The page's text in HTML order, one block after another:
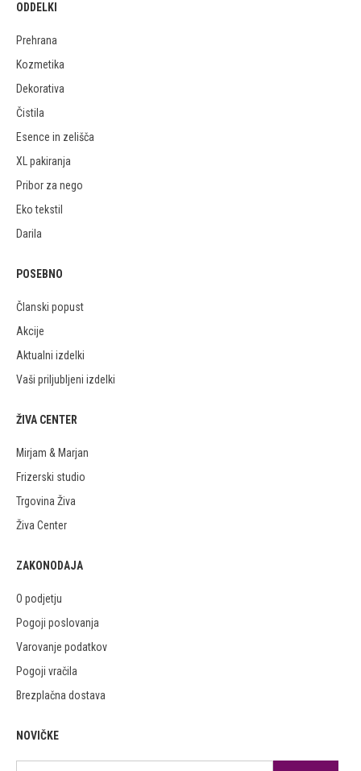
ODDELKI
Prehrana
Kozmetika
Dekorativa
Čistila
Esence in zelišča
XL pakiranja
Pribor za nego
Eko tekstil
Darila
POSEBNO
Članski popust
Akcije
Aktualni izdelki
Vaši priljubljeni izdelki
ŽIVA CENTER
Mirjam & Marjan
Frizerski studio
Trgovina Živa
Živa Center
ZAKONODAJA
O podjetju
Pogoji poslovanja
Varovanje podatkov
Pogoji vračila
Brezplačna dostava
NOVIČKE